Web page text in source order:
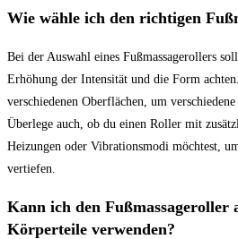
Wie⁣ wähle ich den richtigen
Bei⁣ der Auswahl eines Fußmassagerollers
Erhöhung ‌der Intensität und die‍ Form
‌verschiedenen Oberflächen, um‌
Überlege auch, ob du⁢ einen Roller mit
⁤Heizungen‌ oder Vibrationsmodi möchtest,
vertiefen.
Kann ​ich den Fußmassageroller
Körperteile verwenden?